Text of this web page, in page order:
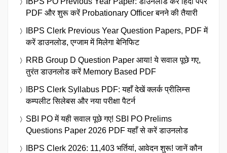
PDF और शुरू करें Probationary Officer बनने की तैयारी
IBPS Clerk Previous Year Question Papers, PDF में
करें डाउनलोड, एग्जाम में मिलेगा बेनिफिट
RRB Group D Question Paper आया! ये सवाल पूछे गए,
तुरंत डाउनलोड करें Memory Based PDF
IBPS Clerk Syllabus PDF: यहाँ देखें क्लर्क प्रीलिम्स
कम्पलीट सिलेबस और नया परीक्षा पैटर्न
SBI PO में यही सवाल पूछे गए! SBI PO Prelims
Questions Paper 2026 PDF यहाँ से करें डाउनलोड
IBPS Clerk 2026: 11,403 भर्तियां, आवेदन शुरू! जानें कौन